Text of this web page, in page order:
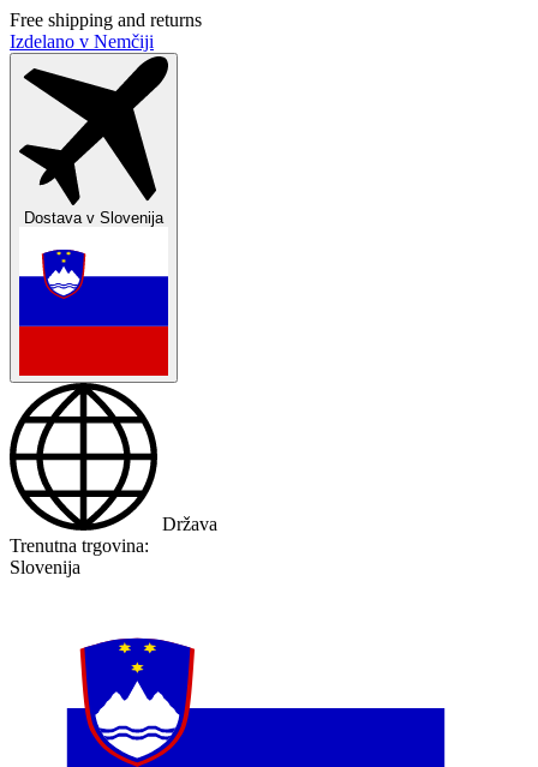
Free shipping and returns
Izdelano v Nemčiji
Dostava v Slovenija
Država
Trenutna trgovina:
Slovenija